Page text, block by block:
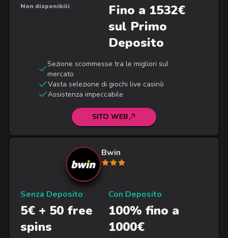
Non disponibili
Fino a 1532€
sul Primo
Deposito
Sezione scommesse tra le migliori sul
mercato
Vasta selezione di giochi live casinò
Assistenza impeccabile
SITO WEB
Bwin
Senza Deposito
5€ + 50 free
spins
Con Deposito
100% fino a
1000€